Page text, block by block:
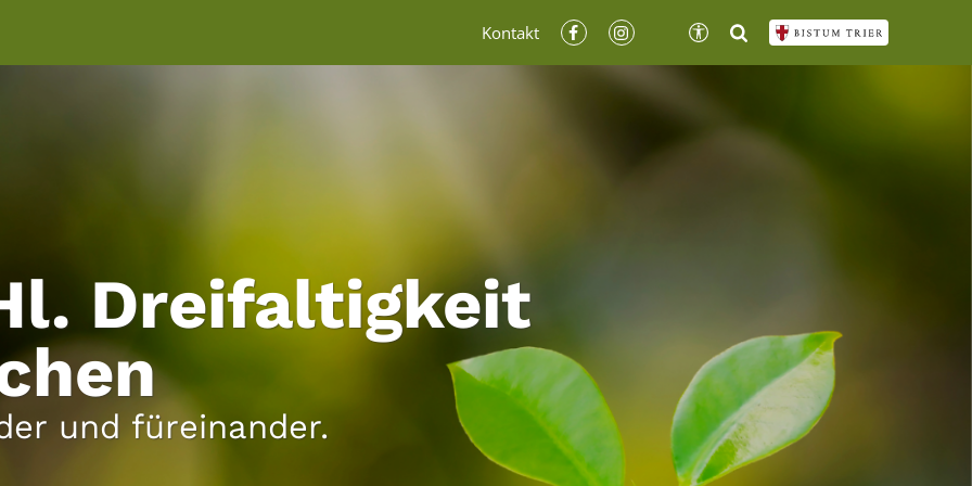
Dreifaltigkeit
und füreinander.
Kontakt